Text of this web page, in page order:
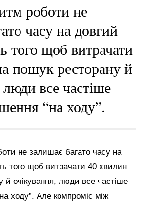
роботи не
часу на довгий
того щоб витрачати
пошук ресторану й
все частіше
“на ходу”.
не залишає багато часу на
того щоб витрачати 40 хвилин
й очікування, люди все частіше
ходу”. Але компроміс між